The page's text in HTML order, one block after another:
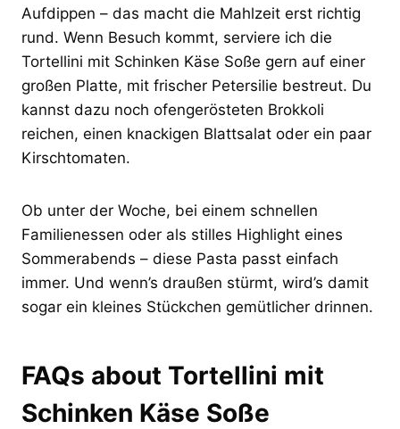
Aufdippen – das macht die Mahlzeit erst richtig
rund. Wenn Besuch kommt, serviere ich die
Tortellini mit Schinken Käse Soße gern auf einer
großen Platte, mit frischer Petersilie bestreut. Du
kannst dazu noch ofengerösteten Brokkoli
reichen, einen knackigen Blattsalat oder ein paar
Kirschtomaten.
Ob unter der Woche, bei einem schnellen
Familienessen oder als stilles Highlight eines
Sommerabends – diese Pasta passt einfach
immer. Und wenn’s draußen stürmt, wird’s damit
sogar ein kleines Stückchen gemütlicher drinnen.
FAQs about Tortellini mit
Schinken Käse Soße